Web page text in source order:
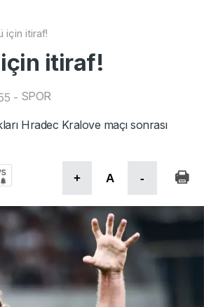
için itiraf!
için itiraf!
- SPOR
Hradec Kralove maçı sonrası
+ A -